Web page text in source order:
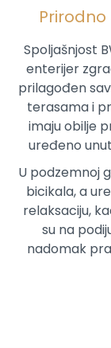
Spoljašnjost
enterijer
prilagođen
terasama i
imaju obilje
uređeno
U podzemnoj
bicikala, a
relaksaciju,
su na
nadomak